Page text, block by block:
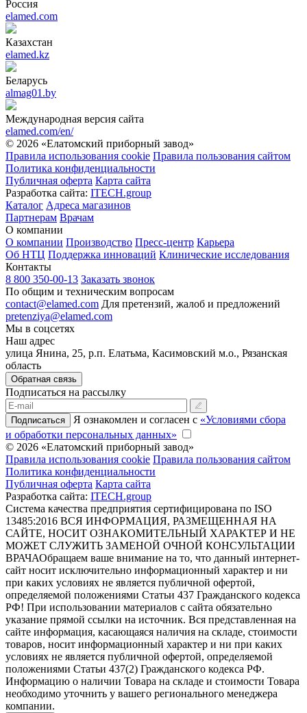
Россия
elamed.com
Казахстан
elamed.kz
Беларусь
almag01.by
Международная версия сайта
elamed.com/en/
© 2026 «Елатомский приборный завод»
Правила использования cookie Правила пользования сайтом
Политика конфиденциальности
Публичная оферта Карта сайта
Разработка сайта: ITECH.group
Каталог Адреса магазинов
Партнерам Врачам
О компании
О компании Производство Пресс-центр Карьера
Об НТЦ Поддержка инноваций Клинические исследования
Контакты
8 800 350-00-13 Заказать звонок
По общим и техническим вопросам
contact@elamed.com Для претензий, жалоб и предложений
pretenziya@elamed.com
Мы в соцсетях
Наш адрес
улица Янина, 25, р.п. Елатьма, Касимовский м.о., Рязанская
область
Обратная связь
Подписаться на рассылку
Подписаться Я ознакомлен и согласен с «Условиями сбора
и обработки персональных данных»
© 2026 «Елатомский приборный завод»
Правила использования cookie Правила пользования сайтом
Политика конфиденциальности
Публичная оферта Карта сайта
Разработка сайта: ITECH.group
Система качества предприятия сертифицирована по ISO
13485:2016 ВСЯ ИНФОРМАЦИЯ, РАЗМЕЩЕННАЯ НА
САЙТЕ, НОСИТ ОЗНАКОМИТЕЛЬНЫЙ ХАРАКТЕР И НЕ
МОЖЕТ СЛУЖИТЬ ЗАМЕНОЙ ОЧНОЙ КОНСУЛЬТАЦИИ
ВРАЧАОбращаем ваше внимание на то, что данный интернет-
сайт носит исключительно информационный характер и ни
при каких условиях не является публичной офертой,
определяемой положениями Статьи 437 Гражданского кодекса
РФ! При использовании материалов с сайта обязательно
указание прямой ссылки на источник. Вся представленная на
сайте информация, касающаяся наличия на складе, стоимости
товаров, носит информационный характер и ни при каких
условиях не является публичной офертой, определяемой
положениями Статьи 437(2) Гражданского кодекса РФ.
Информацию о наличии Товара на складе и стоимости Товара
необходимо уточнить у вашего регионального менеджера
компании.